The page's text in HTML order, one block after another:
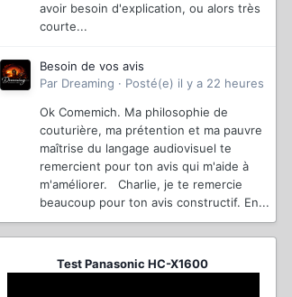
avoir besoin d'explication, ou alors très
courte...
Besoin de vos avis
Par Dreaming · Posté(e) il y a 22 heures
Ok Comemich. Ma philosophie de
couturière, ma prétention et ma pauvre
maîtrise du langage audiovisuel te
remercient pour ton avis qui m'aide à
m'améliorer. Charlie, je te remercie
beaucoup pour ton avis constructif. En...
Test Panasonic HC-X1600